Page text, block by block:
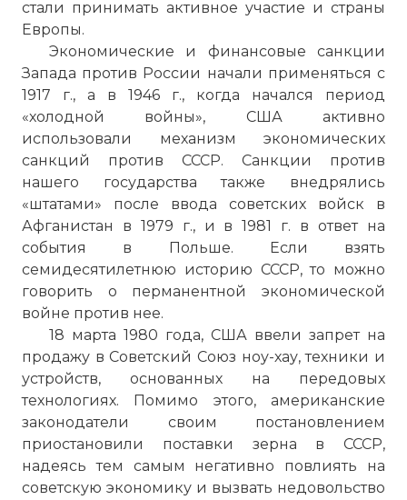
стали принимать активное участие и страны
Европы.
Экономические и финансовые санкции
Запада против России начали применяться с
1917 г., а в 1946 г., когда начался период
«холодной войны», США активно
использовали механизм экономических
санкций против СССР. Санкции против
нашего государства также внедрялись
«штатами» после ввода советских войск в
Афганистан в 1979 г., и в 1981 г. в ответ на
события в Польше. Если взять
семидесятилетнюю историю СССР, то можно
говорить о перманентной экономической
войне против нее.
18 марта 1980 года, США ввели запрет на
продажу в Советский Союз ноу-хау, техники и
устройств, основанных на передовых
технологиях. Помимо этого, американские
законодатели своим постановлением
приостановили поставки зерна в СССР,
надеясь тем самым негативно повлиять на
советскую экономику и вызвать недовольство